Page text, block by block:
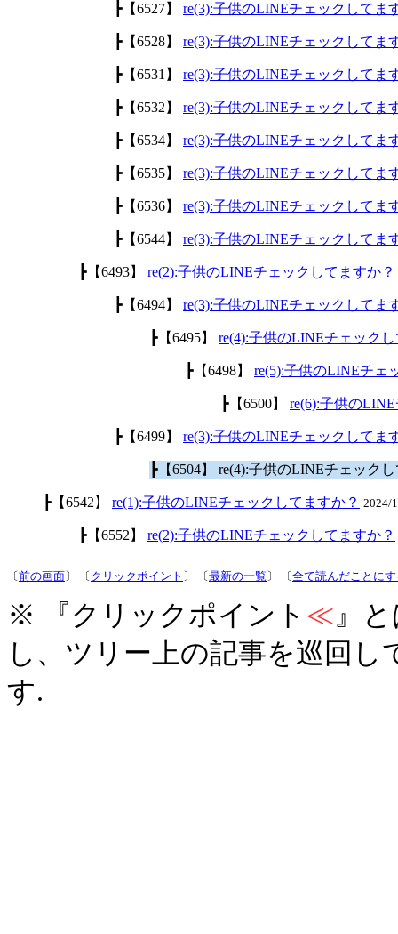
┣【6527】 re(3):子供のLINEチェックしてま
┣【6528】 re(3):子供のLINEチェックしてま
┣【6531】 re(3):子供のLINEチェックしてま
┣【6532】 re(3):子供のLINEチェックしてま
┣【6534】 re(3):子供のLINEチェックしてま
┣【6535】 re(3):子供のLINEチェックしてま
┣【6536】 re(3):子供のLINEチェックしてま
┣【6544】 re(3):子供のLINEチェックしてま
┣【6493】 re(2):子供のLINEチェックしてますか？
┣【6494】 re(3):子供のLINEチェックしてま
┣【6495】 re(4):子供のLINEチェック
┣【6498】 re(5):子供のLINEチェ
┣【6500】 re(6):子供の
┣【6499】 re(3):子供のLINEチェックしてま
┣【6504】 re(4):子供のLINEチェック
┣【6542】 re(1):子供のLINEチェックしてますか？ 2024/
┣【6552】 re(2):子供のLINEチェックしてますか？
〔前の画面〕 〔 クリックポイント 〕 〔最新の一覧 〕 〔全て読んだことに
※ 『クリックポイント ≪』
し、ツリー上の記事を巡回
す.